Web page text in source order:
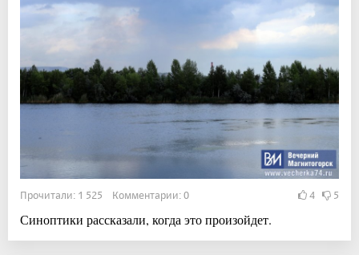
Прочитали: 1 525 Комментарии: 0 4 5
Синоптики рассказали, когда это произойдет.